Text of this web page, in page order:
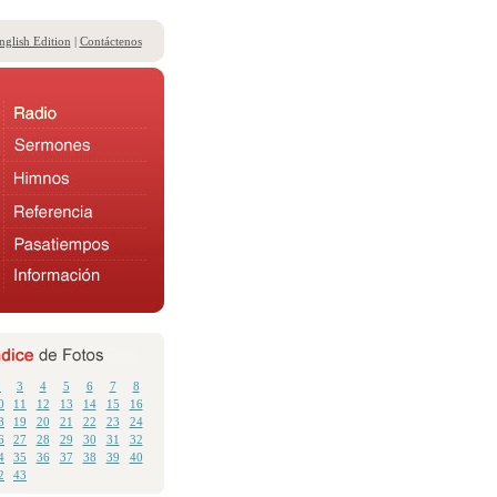
Edition | Contáctenos
3 4 5 6 7
8
11 12 13 14 15
16
19 20 21 22 23
24
27 28 29 30 31
32
35 36 37 38 39
40
43